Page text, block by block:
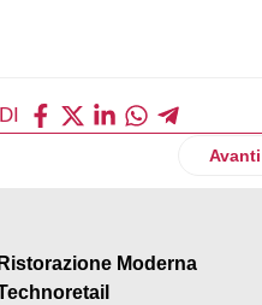
di sempre Avanti
Ristorazione Moderna